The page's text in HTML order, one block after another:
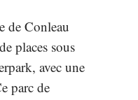
de Conleau
places sous
avec une
parc de